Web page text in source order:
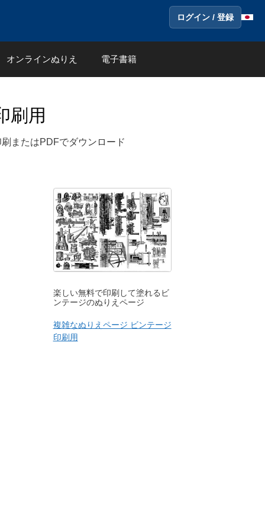
ログイン / 登録
オンラインぬりえ 電子書籍
刷用
またはPDFでダウンロード
楽しい無料で印刷して塗れるビ
ンテージのぬりえページ
複雑なぬりえページ ビンテージ
印刷用